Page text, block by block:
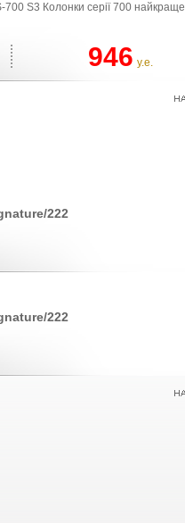
700 S3 Колонки серії 700 найкраще
946 у.е.
222
222